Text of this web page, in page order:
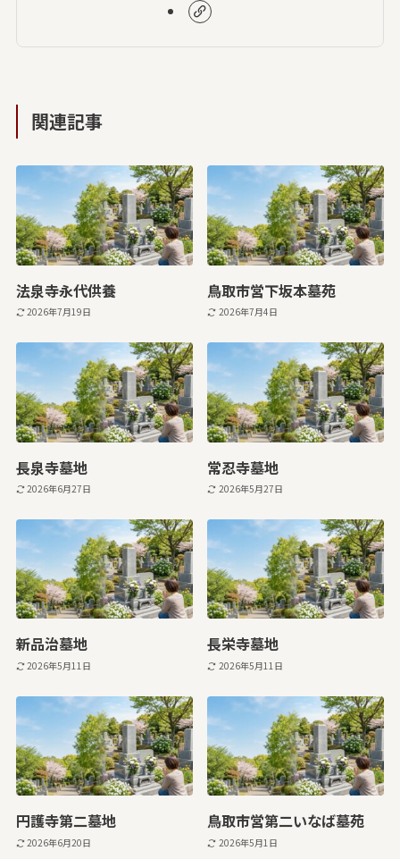
関連記事
法泉寺永代供養
2026年7月19日
鳥取市営下坂本墓苑
2026年7月4日
長泉寺墓地
2026年6月27日
常忍寺墓地
2026年5月27日
新品治墓地
2026年5月11日
長栄寺墓地
2026年5月11日
円護寺第二墓地
2026年6月20日
鳥取市営第二いなば墓苑
2026年5月1日